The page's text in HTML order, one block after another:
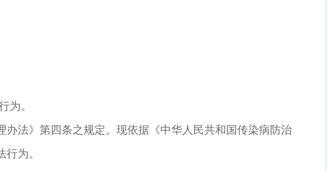
为。
法》第四条之规定。现依据《中华人民共和国传染病防治
为。